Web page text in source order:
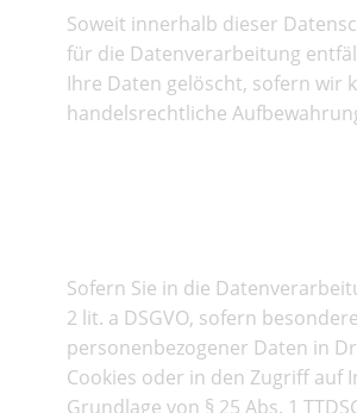
Soweit innerhalb dieser
für die Datenverarbeitung
Ihre Daten gelöscht, sofern wir
handelsrechtliche
Sofern Sie in die
2 lit. a DSGVO, sofern
personenbezogener Daten in
Cookies oder in den Zugriff auf
Grundlage von § 25 Abs. 1